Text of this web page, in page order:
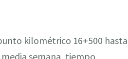
kilométrico 16+500 hasta
semana, tiempo